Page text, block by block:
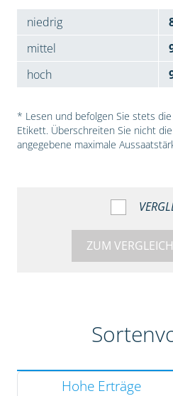
niedrig
mittel
hoch
* Lesen und befolgen Sie stets
Etikett. Überschreiten Sie nicht
angegebene maximale
ZUM VERGLEICH
Hohe Erträge